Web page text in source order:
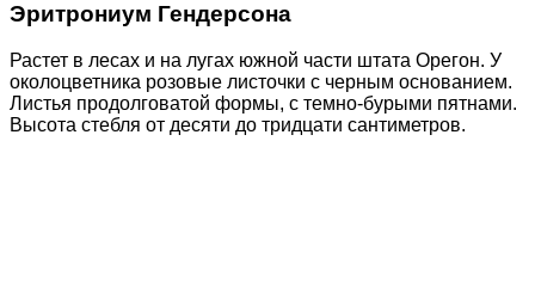
Эритрониум Гендерсона
Растет в лесах и на лугах южной части штата Орегон. У
околоцветника розовые листочки с черным основанием.
Листья продолговатой формы, с темно-бурыми пятнами.
Высота стебля от десяти до тридцати сантиметров.